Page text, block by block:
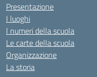
Presentazione
I luoghi
I numeri della scuola
Le carte della scuola
Organizzazione
La storia